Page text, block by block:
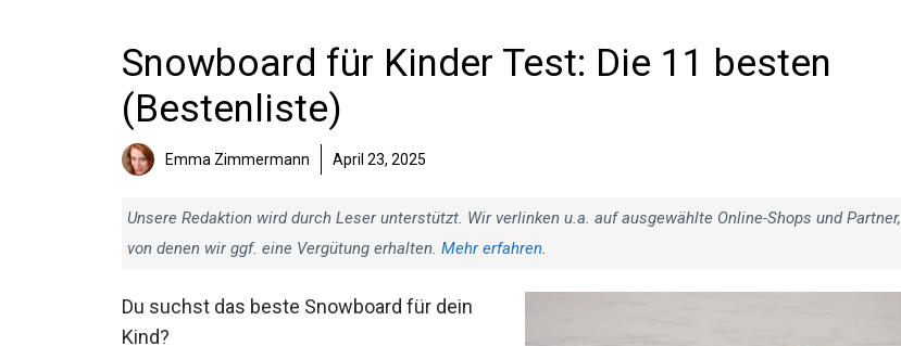
Snowboard für Kinder Test: Die 11 besten
(Bestenliste)
Emma Zimmermann April 23, 2025
Unsere Redaktion wird durch Leser unterstützt. Wir verlinken u.a. auf ausgewählte Online-Shops und Partner,
von denen wir ggf. eine Vergütung erhalten. Mehr erfahren.
Du suchst das beste Snowboard für dein
Kind?